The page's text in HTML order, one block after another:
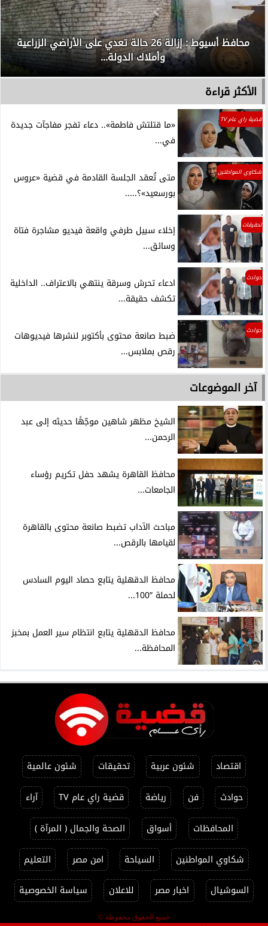
محافظ أسيوط : إزالة 26 حالة تعدي على الأراضي الزراعية
وأملاك الدولة...
الأكثر قراءة
قضية راي عام TV
«ما قتلتش فاطمة».. دعاء تفجر مفاجآت جديدة
في...
شكاوي المواطنين
متى تُعقد الجلسة القادمة في قضية «عروس
بورسعيد»؟.....
تحقيقات
إخلاء سبيل طرفي واقعة فيديو مشاجرة فتاة
وسائق...
حوادث
ادعاء تحرش وسرقة ينتهي بالاعتراف.. الداخلية
تكشف حقيقة...
حوادث
ضبط صانعة محتوى بأكتوبر لنشرها فيديوهات
رقص بملابس...
آخر الموضوعات
الشيخ مظهر شاهين موجّهًا حديثه إلى عبد
الرحمن...
محافظ القاهرة يشهد حفل تكريم رؤساء
الجامعات...
مباحث الآداب تضبط صانعة محتوى بالقاهرة
لقيامها بالرقص...
محافظ الدقهلية يتابع حصاد اليوم السادس
لحملة ”100...
محافظ الدقهلية يتابع انتظام سير العمل بمخبز
المحافظة...
اقتصاد شئون عربية تحقيقات
شئون عالمية
حوادث
فن رياضة قضية راي عام TV
آراء
المحافظات
أسواق
الصحة والجمال ( المرآة )
شكاوي المواطنين
السياحة امن مصر
التعليم
السوشيال
اخبار مصر للاعلان سياسة الخصوصية
جميع الحقوق محفوظة ©